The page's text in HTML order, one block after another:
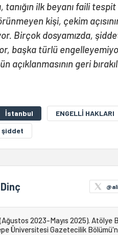
ilk beyanı faili
kişi, çekim
Birçok dosyamızda,
başka türlü
açıklanmasının geri
İstanbul ENGELLİ HAKLARI
şiddet
2023-Mayıs 2025). Atölye
Üniversitesi Gazetecilik